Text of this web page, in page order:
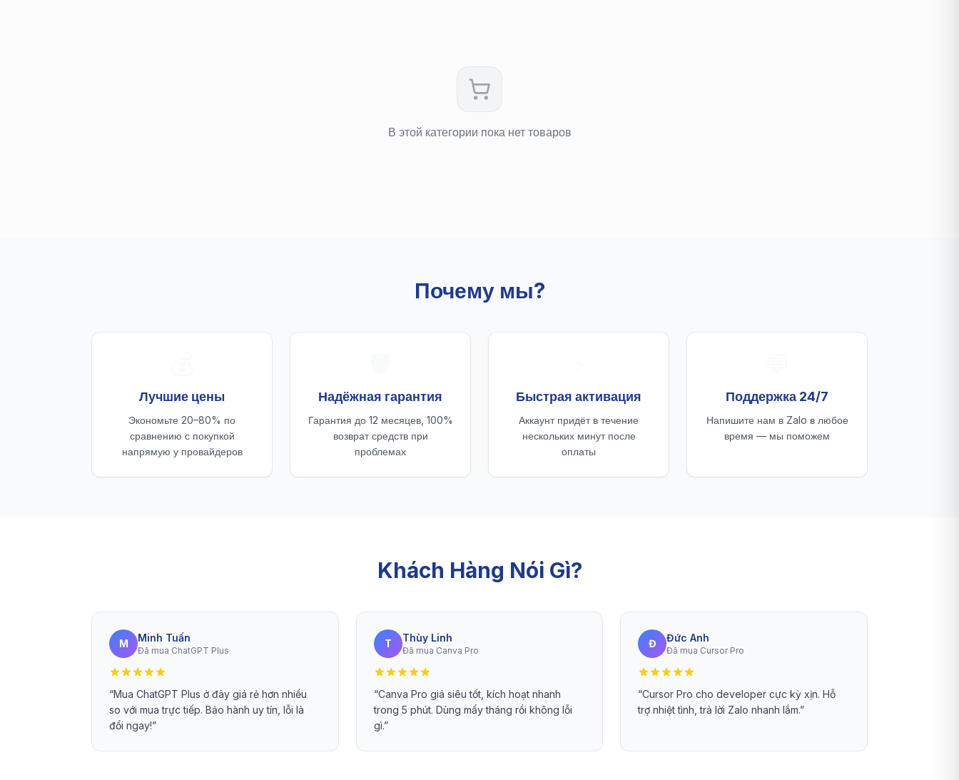
В этой категории пока нет товаров
Почему мы?
Лучшие цены
Экономьте 20–80% по
сравнению с покупкой
напрямую у провайдеров
Надёжная гарантия
Гарантия до 12 месяцев, 100%
возврат средств при
проблемах
Быстрая активация
Аккаунт придёт в течение
нескольких минут после
оплаты
Поддержка 24/7
Напишите нам в Zalo в любое
время — мы поможем
Khách Hàng Nói Gì?
M Minh Tuấn
Đã mua ChatGPT Plus
“Mua ChatGPT Plus ở đây giá rẻ hơn nhiều
so với mua trực tiếp. Bảo hành uy tín, lỗi là
đổi ngay!”
T Thùy Linh
Đã mua Canva Pro
“Canva Pro giá siêu tốt, kích hoạt nhanh
trong 5 phút. Dùng mấy tháng rồi không lỗi
gì.”
Đ Đức Anh
Đã mua Cursor Pro
“Cursor Pro cho developer cực kỳ xịn. Hỗ
trợ nhiệt tình, trả lời Zalo nhanh lắm.”